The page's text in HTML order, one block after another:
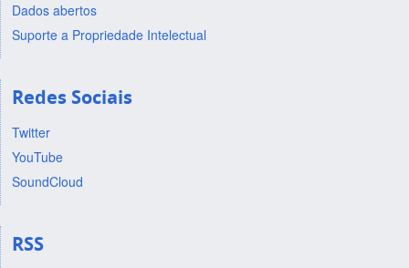
Dados abertos
Suporte a Propriedade Intelectual
Redes Sociais
Twitter
YouTube
SoundCloud
RSS